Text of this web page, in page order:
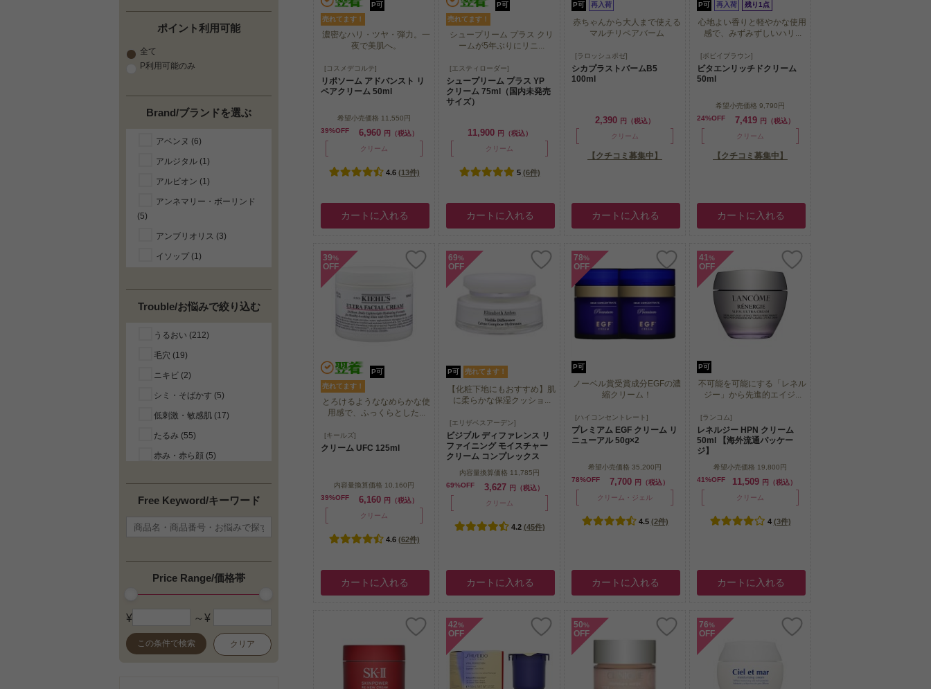
ポイント利用可能
全て
P利用可能のみ
Brand/ブランドを選ぶ
アベンヌ (6)
アルジタル (1)
アルビオン (1)
アンネマリー・ボーリンド
(5)
アンブリオリス (3)
イソップ (1)
エスケーツー (7)
エスティローダー (12)
エリザベスアーデン (4)
オバジ ゼオスキンヘルス
オルラーヌ (2)
キールズ (5)
クリニーク (13)
シエル・エ・メール (2)
Trouble/お悩みで絞り込む
うるおい (212)
毛穴 (19)
ニキビ (2)
シミ・そばかす (5)
低刺激・敏感肌 (17)
たるみ (55)
赤み・赤ら顔 (5)
角質ケア (2)
老廃物の排出・代謝 (1)
リラックス (5)
オーガニックコスメ・自然
派/ナチュラル化粧品 (12)
Free Keyword/キーワード
Price Range/価格帯
¥ ～¥
この条件で検索 クリア
P可
売れてます！
濃密なハリ・ツヤ・弾力。一
夜で美肌へ。
濃密なハリ・ツヤ・弾力。一
夜で美肌へ。
[コスメデコルテ]
リポソーム アドバンスト リ
ペアクリーム 50ml
希望小売価格 11,550円
39%OFF
6,960 円（税込）
クリーム
4.6 (13件)
カートに入れる
P可
売れてます！
シュープリーム プラス クリ
ームが5年ぶりにリニ...
シュープリーム プラス クリ
ームが5年ぶりにリニ...
[エスティローダー]
シュープリーム プラス YP
クリーム 75ml（国内未発売
サイズ）
11,900 円（税込）
クリーム
5 (6件)
カートに入れる
P可 再入荷
赤ちゃんから大人まで使える
マルチリペアバーム
赤ちゃんから大人まで使える
マルチリペアバーム
[ラロッシュポゼ]
シカプラストバームB5
100ml
2,390 円（税込）
クリーム
【クチコミ募集中】
カートに入れる
P可 再入荷 残り1点
心地よい香りと軽やかな使用
感で、みずみずしいハリ...
心地よい香りと軽やかな使用
感で、みずみずしいハリ...
[ボビイブラウン]
ビタエンリッチドクリーム
50ml
希望小売価格 9,790円
24%OFF
7,419 円（税込）
クリーム
【クチコミ募集中】
カートに入れる
39%
OFF
P可
売れてます！
とろけるようななめらかな使
用感で、ふっくらとした...
とろけるようななめらかな使
用感で、ふっくらとした...
[キールズ]
クリーム UFC 125ml
内容量換算価格 10,160円
39%OFF
6,160 円（税込）
クリーム
4.6 (62件)
カートに入れる
69%
OFF
P可 売れてます！
【化粧下地にもおすすめ】肌
に柔らかな保湿クッショ...
【化粧下地にもおすすめ】肌
に柔らかな保湿クッショ...
[エリザベスアーデン]
ビジブル ディファレンス リ
ファイニング モイスチャー
クリーム コンプレックス
内容量換算価格 11,785円
69%OFF
3,627 円（税込）
クリーム
4.2 (45件)
カートに入れる
78%
OFF
P可
ノーベル賞受賞成分EGFの濃
縮クリーム！
ノーベル賞受賞成分EGFの濃
縮クリーム！
[ハイコンセントレート]
プレミアム EGF クリーム リ
ニューアル 50g×2
希望小売価格 35,200円
78%OFF
7,700 円（税込）
クリーム・ジェル
4.5 (2件)
カートに入れる
41%
OFF
P可
不可能を可能にする「レネル
ジー」から先進的エイジ...
不可能を可能にする「レネル
ジー」から先進的エイジ...
[ランコム]
レネルジー HPN クリーム
50ml 【海外流通パッケー
ジ】
希望小売価格 19,800円
41%OFF
11,509 円（税込）
クリーム
4 (3件)
カートに入れる
42%
OFF
50%
OFF
76%
OFF